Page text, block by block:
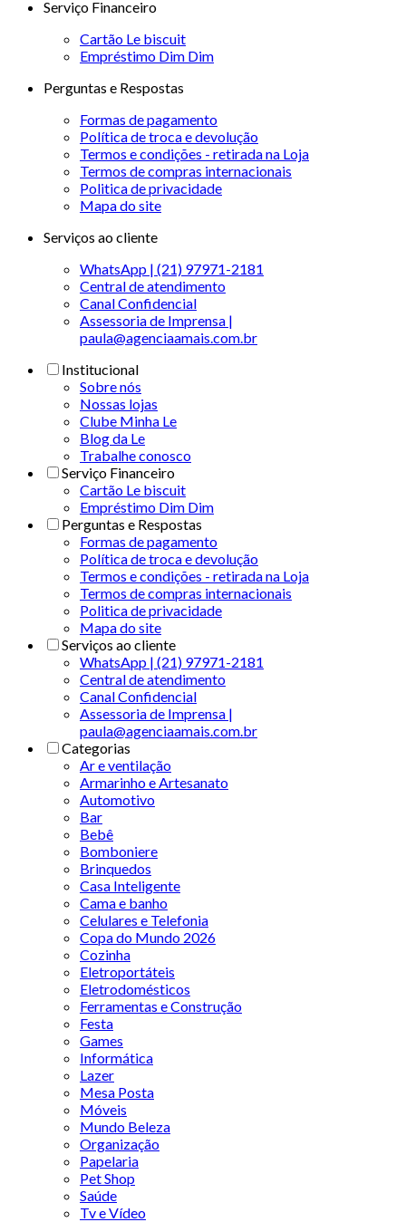
Serviço Financeiro
Cartão Le biscuit
Empréstimo Dim Dim
Perguntas e Respostas
Formas de pagamento
Política de troca e devolução
Termos e condições - retirada na Loja
Termos de compras internacionais
Politica de privacidade
Mapa do site
Serviços ao cliente
WhatsApp | (21) 97971-2181
Central de atendimento
Canal Confidencial
Assessoria de Imprensa |
paula@agenciaamais.com.br
Institucional
Sobre nós
Nossas lojas
Clube Minha Le
Blog da Le
Trabalhe conosco
Serviço Financeiro
Cartão Le biscuit
Empréstimo Dim Dim
Perguntas e Respostas
Formas de pagamento
Política de troca e devolução
Termos e condições - retirada na Loja
Termos de compras internacionais
Politica de privacidade
Mapa do site
Serviços ao cliente
WhatsApp | (21) 97971-2181
Central de atendimento
Canal Confidencial
Assessoria de Imprensa |
paula@agenciaamais.com.br
Categorias
Ar e ventilação
Armarinho e Artesanato
Automotivo
Bar
Bebê
Bomboniere
Brinquedos
Casa Inteligente
Cama e banho
Celulares e Telefonia
Copa do Mundo 2026
Cozinha
Eletroportáteis
Eletrodomésticos
Ferramentas e Construção
Festa
Games
Informática
Lazer
Mesa Posta
Móveis
Mundo Beleza
Organização
Papelaria
Pet Shop
Saúde
Tv e Vídeo